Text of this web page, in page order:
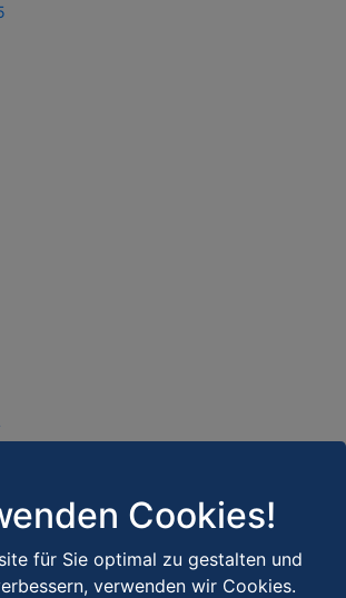
Cookies!
für Sie optimal zu gestalten und
verwenden wir Cookies.